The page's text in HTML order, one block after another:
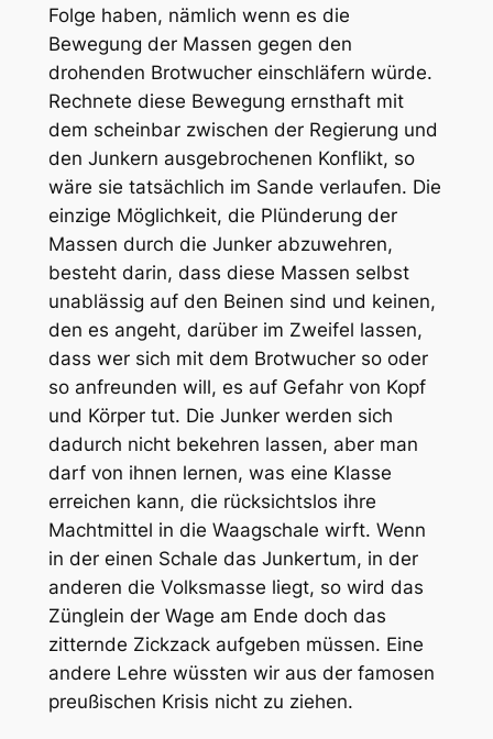
Folge haben, nämlich wenn es die
Bewegung der Massen gegen den
drohenden Brotwucher einschläfern würde.
Rechnete diese Bewegung ernsthaft mit
dem scheinbar zwischen der Regierung und
den Junkern ausgebrochenen Konflikt, so
wäre sie tatsächlich im Sande verlaufen. Die
einzige Möglichkeit, die Plünderung der
Massen durch die Junker abzuwehren,
besteht darin, dass diese Massen selbst
unablässig auf den Beinen sind und keinen,
den es angeht, darüber im Zweifel lassen,
dass wer sich mit dem Brotwucher so oder
so anfreunden will, es auf Gefahr von Kopf
und Körper tut. Die Junker werden sich
dadurch nicht bekehren lassen, aber man
darf von ihnen lernen, was eine Klasse
erreichen kann, die rücksichtslos ihre
Machtmittel in die Waagschale wirft. Wenn
in der einen Schale das Junkertum, in der
anderen die Volksmasse liegt, so wird das
Zünglein der Wage am Ende doch das
zitternde Zickzack aufgeben müssen. Eine
andere Lehre wüssten wir aus der famosen
preußischen Krisis nicht zu ziehen.